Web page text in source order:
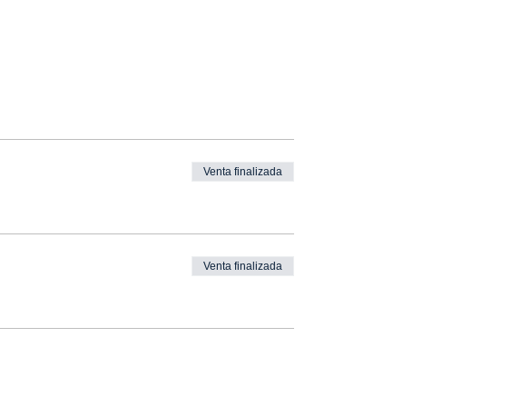
Venta finalizada
Venta finalizada